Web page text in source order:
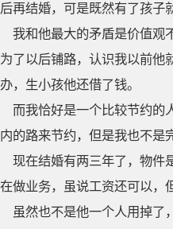
后再结婚，可是既然有了孩子
我和他最大的矛盾是价值观
为了以后铺路，认识我以前他
办，生小孩他还借了钱。
而我恰好是一个比较节约的
内的路来节约，但是我也不是
现在结婚有两三年了，物件
在做业务，虽说工资还可以，
虽然也不是他一个人用掉了